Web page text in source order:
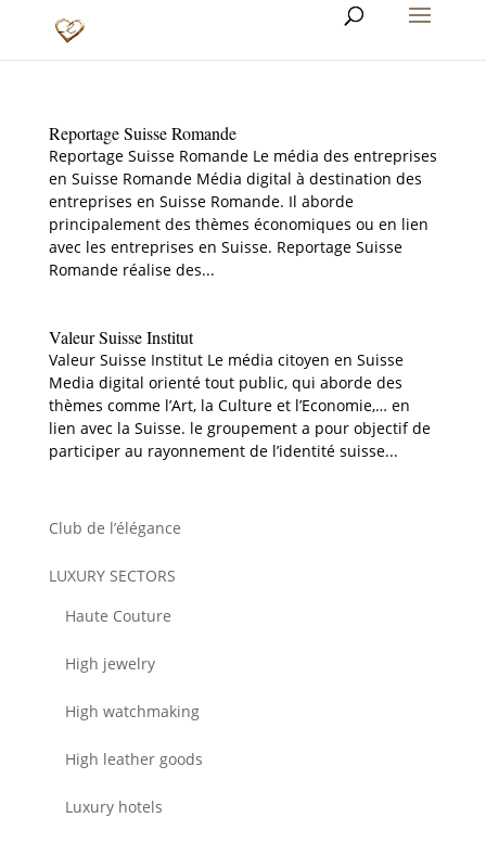
Reportage Suisse Romande
Reportage Suisse Romande Le média des entreprises
en Suisse Romande Média digital à destination des
entreprises en Suisse Romande. Il aborde
principalement des thèmes économiques ou en lien
avec les entreprises en Suisse. Reportage Suisse
Romande réalise des...
Valeur Suisse Institut
Valeur Suisse Institut Le média citoyen en Suisse
Media digital orienté tout public, qui aborde des
thèmes comme l’Art, la Culture et l’Economie,… en
lien avec la Suisse. le groupement a pour objectif de
participer au rayonnement de l’identité suisse...
Club de l’élégance
LUXURY SECTORS
Haute Couture
High jewelry
High watchmaking
High leather goods
Luxury hotels